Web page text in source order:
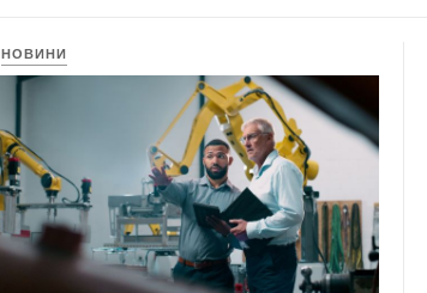
НОВИНИ